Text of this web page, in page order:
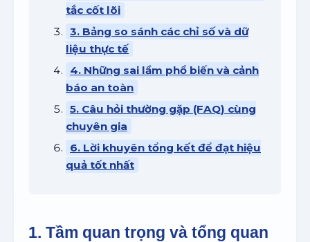
tắc cốt lõi
3. Bảng so sánh các chỉ số và dữ
liệu thực tế
4. Những sai lầm phổ biến và cảnh
báo an toàn
5. Câu hỏi thường gặp (FAQ) cùng
chuyên gia
6. Lời khuyên tổng kết để đạt hiệu
quả tốt nhất
1. Tầm quan trọng và tổng quan